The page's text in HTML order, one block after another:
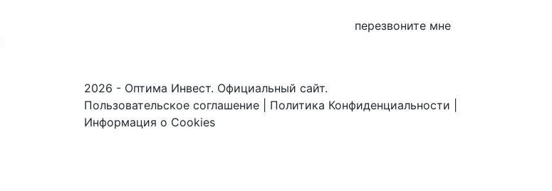
перезвоните мне
2026 - Оптима Инвест. Официальный сайт.
Пользовательское соглашение
Политика Конфиденциальности
Информация о Cookies